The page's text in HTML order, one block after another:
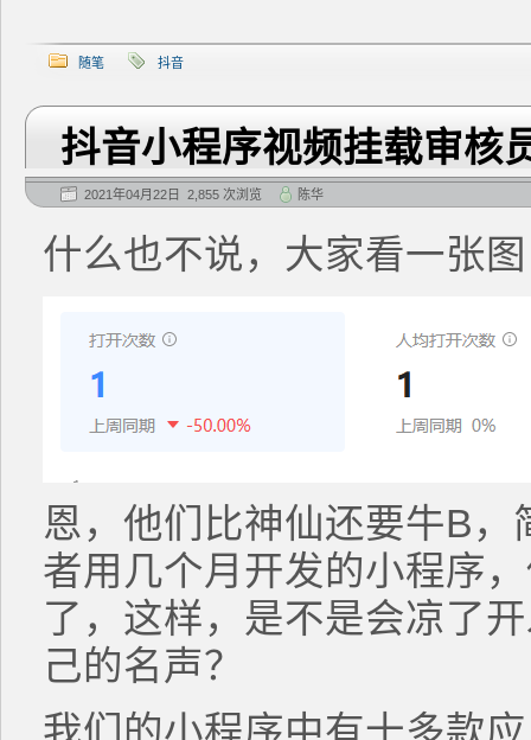
随笔 抖音
抖音小程序视频挂载审核
2021年04月22日 2,855 次浏览 陈华
什么也不说，大家看一张
恩，他们比神仙还要牛B
者用几个月开发的小程序
了，这样，是不是会凉了
己的名声？
我们的小程序中有十多款